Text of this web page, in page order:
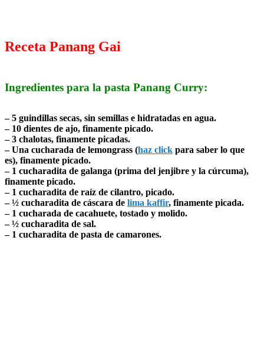
Receta Panang Gai
Ingredientes para la pasta Panang Curry:
– 5 guindillas secas, sin semillas e hidratadas en agua.
– 10 dientes de ajo, finamente picado.
– 3 chalotas, finamente picadas.
– Una cucharada de lemongrass (haz click para saber lo que
es), finamente picado.
– 1 cucharadita de galanga (prima del jenjibre y la cúrcuma),
finamente picado.
– 1 cucharadita de raíz de cilantro, picado.
– ½ cucharadita de cáscara de lima kaffir, finamente picada.
– 1 cucharada de cacahuete, tostado y molido.
– ½ cucharadita de sal.
– 1 cucharadita de pasta de camarones.